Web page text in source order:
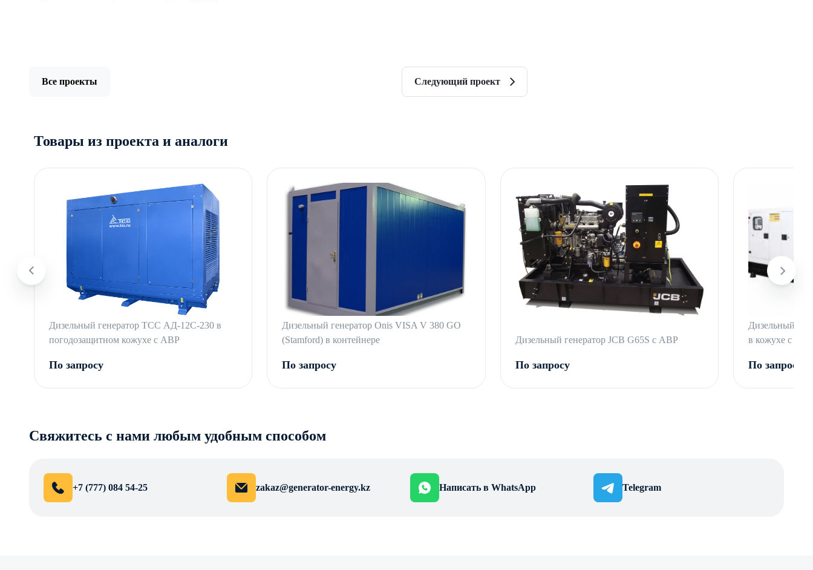
Все проекты Следующий проект
Товары из проекта и аналоги
Дизельный генератор ТСС АД-12С-230 в
погодозащитном кожухе с АВР
По запросу
Дизельный генератор Onis VISA V 380 GO
(Stamford) в контейнере
По запросу
Дизельный генератор JCB G65S с АВР
По запросу
Дизельный
в кожухе с
По запросу
Свяжитесь с нами любым удобным способом
+7 (777) 084 54-25 zakaz@generator-energy.kz Написать в WhatsApp Telegram